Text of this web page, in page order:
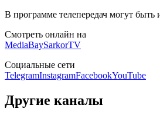
В программе телепередач могут быть
Смотреть онлайн на
MediaBaySarkorTV
Социальные сети
TelegramInstagramFacebookYouTube
Другие каналы